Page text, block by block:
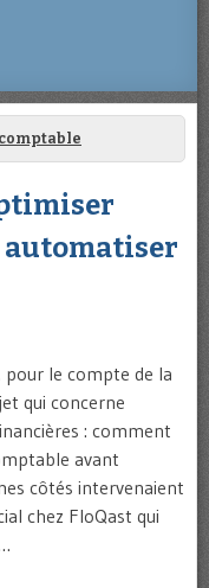
automatiser
pour le compte de la
qui concerne
: comment
avant
côtés intervenaient
chez FloQast qui